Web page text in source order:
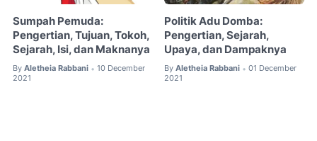
Sumpah Pemuda:
Pengertian, Tujuan, Tokoh,
Sejarah, Isi, dan Maknanya
By Aletheia Rabbani • 10 December
2021
Politik Adu Domba:
Pengertian, Sejarah,
Upaya, dan Dampaknya
By Aletheia Rabbani • 01 December
2021